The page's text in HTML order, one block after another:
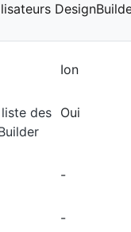
Ion
des
Oui
-
-